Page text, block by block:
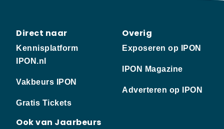
Direct naar
Kennisplatform
IPON.nl
Vakbeurs IPON
Gratis Tickets
Ook van Jaarbeurs
Overig
Exposeren op IPON
IPON Magazine
Adverteren op IPON